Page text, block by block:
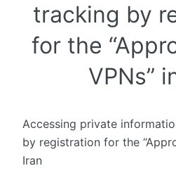
tracking by
for the
VPNs”
Accessing private
by registration for the
Iran